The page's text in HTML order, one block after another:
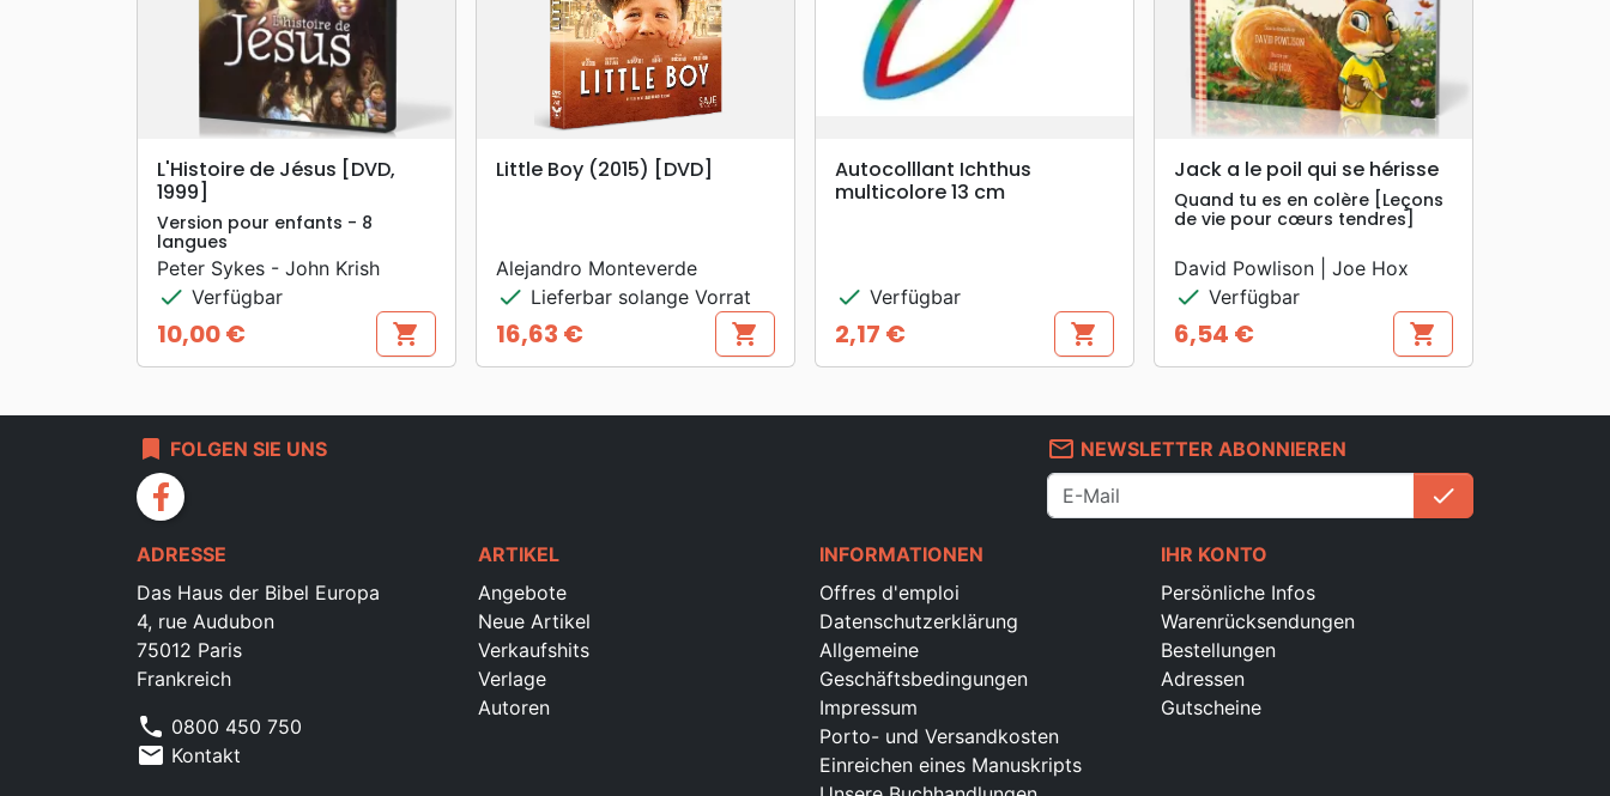
searchVORSCHAU
L'Histoire de Jésus [DVD,
1999]
Version pour enfants - 8
langues
Peter Sykes - John Krish
check Verfügbar
Preis
10,00 € shopping_cart
searchVORSCHAU
Little Boy (2015) [DVD]
Alejandro Monteverde
check Lieferbar solange Vorrat
Preis
16,63 € shopping_cart
search VORSCHAU
Autocolllant Ichthus
multicolore 13 cm
check Verfügbar
Preis
2,17 € shopping_cart
search VORSCHAU
Jack a le poil qui se hérisse
Quand tu es en colère [Leçons
de vie pour cœurs tendres]
David Powlison | Joe Hox
check Verfügbar
Preis
6,54 € shopping_cart
bookmark FOLGEN SIE UNS
facebook
mail_outline NEWSLETTER ABONNIEREN
check
ADRESSE
Das Haus der Bibel Europa
4, rue Audubon
75012 Paris
Frankreich
phone 0800 450 750
mail Kontakt
ARTIKEL
Angebote
Neue Artikel
Verkaufshits
Verlage
Autoren
INFORMATIONEN
Offres d'emploi
Datenschutzerklärung
Allgemeine
Geschäftsbedingungen
Impressum
Porto- und Versandkosten
Einreichen eines Manuskripts
IHR KONTO
Persönliche Infos
Warenrücksendungen
Bestellungen
Adressen
Gutscheine